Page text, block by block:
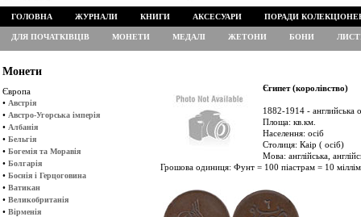
ГОЛОВНА ЖУРНАЛИ КНИГИ АКСЕСУАРИ ПОРАДИ
ДЛЯ ПОЧАТКІВЦІВ МОНЕТИ МЕДАЛІ ЖЕТОНИ БОНИ
Монети
Європа
• Австрія
• Австро-Угорська імперія
• Албанія
• Бельгія
• Богемія та Моравія
• Болгарія
• Боснія і Герцоговина
• Ватикан
• Великобританія
• Вірменія
Єгипет (королівство)
1882-1914 - английська
Площа: кв.км.
Населення: осіб
Столиця: Каір ( осіб)
Мова: англійська,
Грошова одиниця: Фунт = 100 піастрам = 10